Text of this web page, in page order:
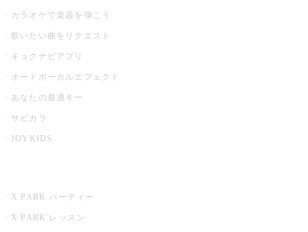
カラオケで楽器を弾こう
歌いたい曲をリクエスト
キョクナビアプリ
オートボーカルエフェクト
あなたの最適キー
サビカラ
JOYKIDS
X PARK パーティー
X PARK レッスン